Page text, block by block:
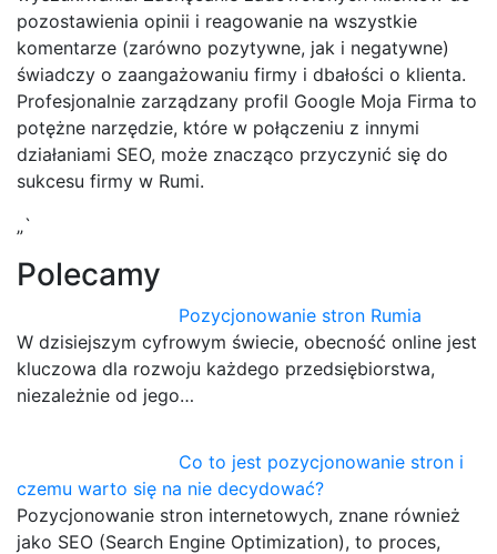
pozostawienia opinii i reagowanie na wszystkie
komentarze (zarówno pozytywne, jak i negatywne)
świadczy o zaangażowaniu firmy i dbałości o klienta.
Profesjonalnie zarządzany profil Google Moja Firma to
potężne narzędzie, które w połączeniu z innymi
działaniami SEO, może znacząco przyczynić się do
sukcesu firmy w Rumi.
„`
Polecamy
Pozycjonowanie stron Rumia
W dzisiejszym cyfrowym świecie, obecność online jest
kluczowa dla rozwoju każdego przedsiębiorstwa,
niezależnie od jego…
Co to jest pozycjonowanie stron i
czemu warto się na nie decydować?
Pozycjonowanie stron internetowych, znane również
jako SEO (Search Engine Optimization), to proces,